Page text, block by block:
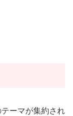
ーマが集約され